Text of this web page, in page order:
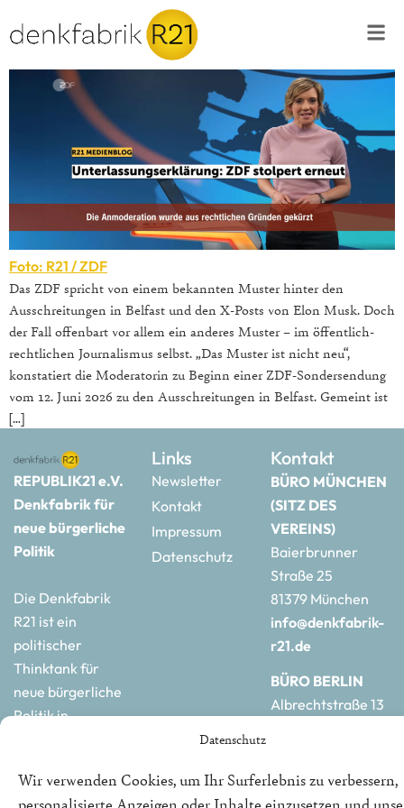
Datenschutz
Wir verwenden Cookies, um Ihr Surferlebnis zu verbessern,
Foto: R21 / ZDF
Das ZDF spricht von einem bekannten Muster hinter den
Ausschreitungen in Belfast und den X-Posts von Elon Musk. Doch
der Fall offenbart vor allem ein anderes Muster – im öffentlich-
rechtlichen Journalismus selbst. „Das Muster ist nicht neu“,
konstatiert die Moderatorin zu Beginn einer ZDF-Sondersendung
vom 12. Juni 2026 zu den Ausschreitungen in Belfast. Gemeint ist
[…]
REPUBLIK21 e.V.
Denkfabrik für
neue bürgerliche
Politik
Die Denkfabrik
R21 ist ein
politischer
Thinktank für
neue bürgerliche
Politik in
Links
Newsletter
Kontakt
Impressum
Datenschutz
Kontakt
BÜRO MÜNCHEN
(SITZ DES
VEREINS)
Baierbrunner
Straße 25
81379 München
info@denkfabrik-
r21.de
BÜRO BERLIN
Albrechtstraße 13
r21.de